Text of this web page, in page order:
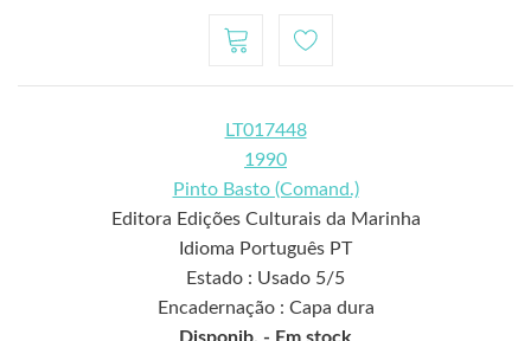
LT017448
1990
Pinto Basto (Comand.)
Editora Edições Culturais da Marinha
Idioma Português PT
Estado : Usado 5/5
Encadernação : Capa dura